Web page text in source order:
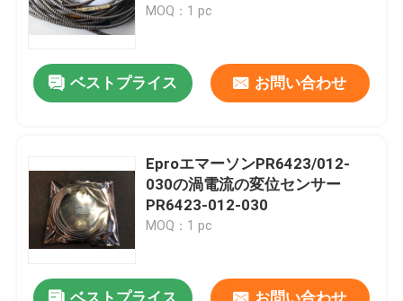
MOQ：1 pc
ベストプライス お問い合わせ
EproエマーソンPR6423/012-
030の渦電流の変位センサー
PR6423-012-030
MOQ：1 pc